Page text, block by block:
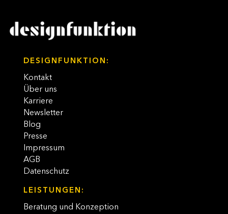
DESIGNFUNKTION:
Kontakt
Über uns
Karriere
Newsletter
Blog
Presse
Impressum
AGB
Datenschutz
LEISTUNGEN:
Beratung und Konzeption